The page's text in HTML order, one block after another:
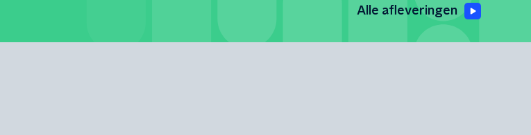
Alle afleveringen